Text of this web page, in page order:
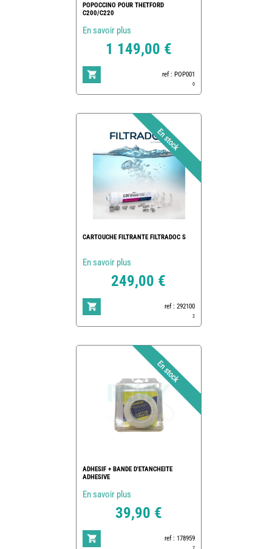
POPOCCINO POUR THETFORD
C200/C220
En savoir plus
1 149,00 €
ref : POP001
0
CARTOUCHE FILTRANTE FILTRADOC S
En savoir plus
249,00 €
ref : 292100
2
ADHESIF + BANDE D'ETANCHEITE
ADHESIVE
En savoir plus
39,90 €
ref : 178959